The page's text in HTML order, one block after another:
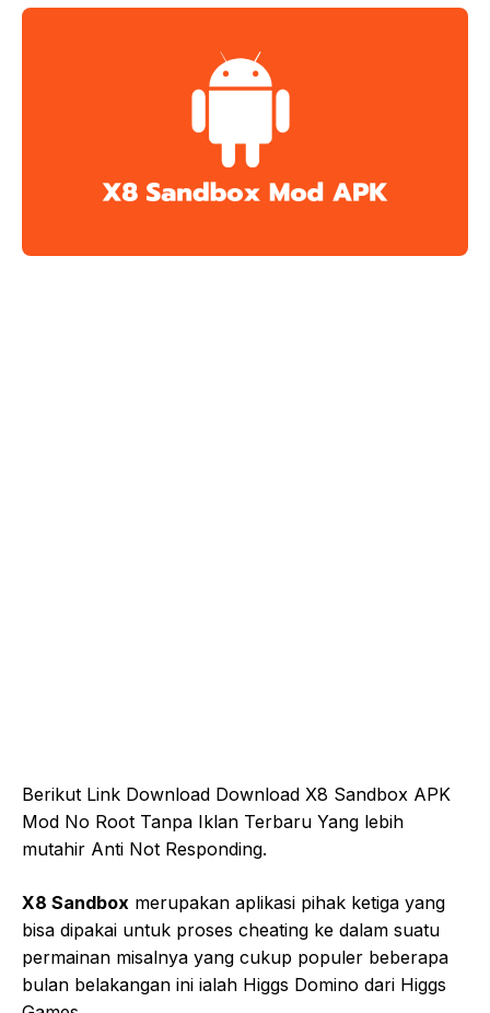
Berikut Link Download Download X8 Sandbox APK
Mod No Root Tanpa Iklan Terbaru Yang lebih
mutahir Anti Not Responding.
X8 Sandbox merupakan aplikasi pihak ketiga yang
bisa dipakai untuk proses cheating ke dalam suatu
permainan misalnya yang cukup populer beberapa
bulan belakangan ini ialah Higgs Domino dari Higgs